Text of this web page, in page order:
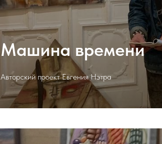
Машина времени
Авторский проект Евгения Нэтра